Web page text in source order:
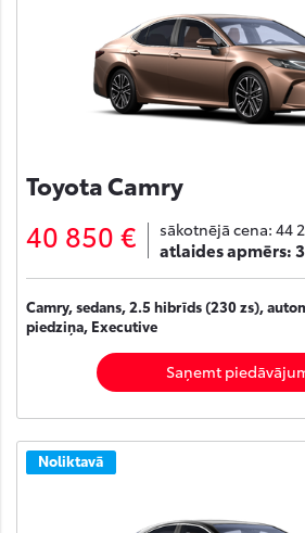
Toyota Camry
40 850 € sākotnējā cena: 44
atlaides apmērs:
Camry, sedans, 2.5 hibrīds (230 zs),
piedziņa, Executive
Saņemt
Noliktavā